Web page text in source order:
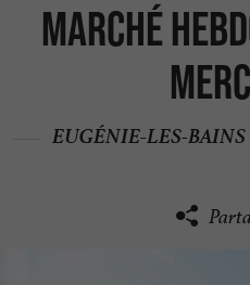
Marché
EUGÉNIE-LES-BAINS